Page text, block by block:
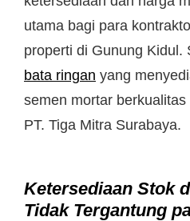
utama bagi para
properti di Gunung Kidul.
bata ringan yang
semen mortar
PT. Tiga Mitra Surabaya.
Ketersediaan Stok
Tidak Tergantung